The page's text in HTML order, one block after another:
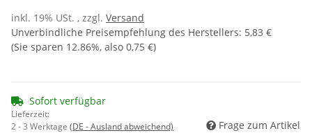
inkl. 19% USt. , zzgl. Versand
Unverbindliche Preisempfehlung des Herstellers: 5,83 €
(Sie sparen 12.86%, also 0,75 €)
Sofort verfügbar
Lieferzeit:
2 - 3 Werktage (DE - Ausland abweichend) Frage zum Artikel